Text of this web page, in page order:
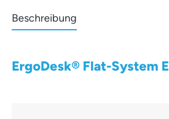
Beschreibung
ErgoDesk® Flat-System